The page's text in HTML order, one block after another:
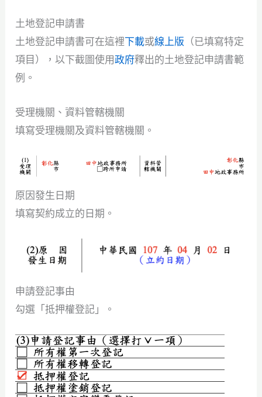
土地登記申請書
土地登記申請書可在這裡下載或線上版 （已填寫特定
項目），以下截圖使用政府釋出的土地登記申請書範
例。
受理機關、資料管轄機關
填寫受理機關及資料管轄機關。
原因發生日期
填寫契約成立的日期。
申請登記事由
勾選「抵押權登記」。